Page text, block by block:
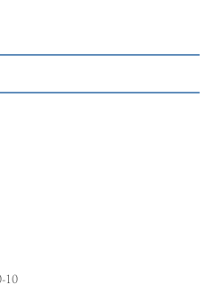
10